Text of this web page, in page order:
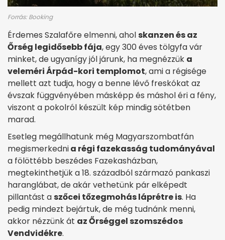
Forrás: Booking
Érdemes Szalafőre elmenni, ahol skanzen és az
Őrség legidősebb fája, egy 300 éves tölgyfa vár
minket, de ugyanígy jól járunk, ha megnézzük a
veleméri Árpád-kori templomot, ami a régisége
mellett azt tudja, hogy a benne lévő freskókat az
évszak függvényében másképp és máshol éri a fény,
viszont a pokolról készült kép mindig sötétben
marad.
Esetleg megállhatunk még Magyarszombatfán
megismerkednia régi fazekasság tudományával
a fölöttébb beszédes Fazekasházban,
megtekinthetjük a 18. századból származó pankaszi
haranglábat, de akár vethetünk pár elképedt
pillantást a szőcei tőzegmohás láprétre is. Ha
pedig mindezt bejártuk, de még tudnánk menni,
akkor nézzünk át az Őrséggel szomszédos
Vendvidékre.